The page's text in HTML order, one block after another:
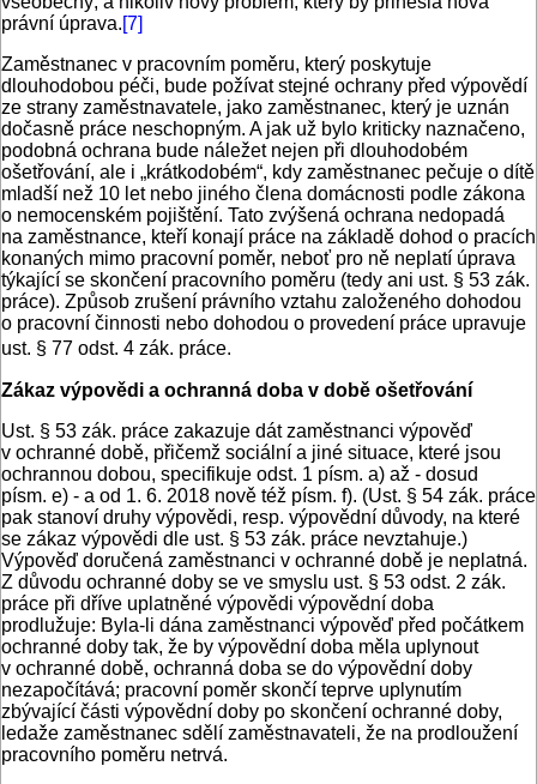
právní úprava.[7]
Zaměstnanec v pracovním poměru, který poskytuje
dlouhodobou péči, bude požívat stejné ochrany před výpovědí
ze strany zaměstnavatele, jako zaměstnanec, který je uznán
dočasně práce neschopným. A jak už bylo kriticky naznačeno,
podobná ochrana bude náležet nejen při dlouhodobém
ošetřování, ale i „krátkodobém“, kdy zaměstnanec pečuje o dítě
mladší než 10 let nebo jiného člena domácnosti podle zákona
o nemocenském pojištění. Tato zvýšená ochrana nedopadá
na zaměstnance, kteří konají práce na základě dohod o pracích
konaných mimo pracovní poměr, neboť pro ně neplatí úprava
týkající se skončení pracovního poměru (tedy ani ust. § 53 zák.
práce). Způsob zrušení právního vztahu založeného dohodou
o pracovní činnosti nebo dohodou o provedení práce upravuje
ust. § 77 odst. 4 zák. práce.
Zákaz výpovědi a ochranná doba v době ošetřování
Ust. § 53 zák. práce zakazuje dát zaměstnanci výpověď
v ochranné době, přičemž sociální a jiné situace, které jsou
ochrannou dobou, specifikuje odst. 1 písm. a) až - dosud
písm. e) - a od 1. 6. 2018 nově též písm. f). (Ust. § 54 zák. práce
pak stanoví druhy výpovědi, resp. výpovědní důvody, na které
se zákaz výpovědi dle ust. § 53 zák. práce nevztahuje.)
Výpověď doručená zaměstnanci v ochranné době je neplatná.
Z důvodu ochranné doby se ve smyslu ust. § 53 odst. 2 zák.
práce při dříve uplatněné výpovědi výpovědní doba
prodlužuje: Byla-li dána zaměstnanci výpověď před počátkem
ochranné doby tak, že by výpovědní doba měla uplynout
v ochranné době, ochranná doba se do výpovědní doby
nezapočítává; pracovní poměr skončí teprve uplynutím
zbývající části výpovědní doby po skončení ochranné doby,
ledaže zaměstnanec sdělí zaměstnavateli, že na prodloužení
pracovního poměru netrvá.